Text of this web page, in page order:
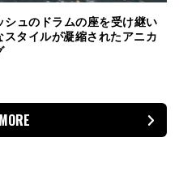
シュのドラムの座を受け継い
タイルが凝縮されたアニカ